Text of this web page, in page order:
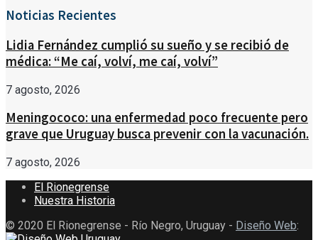
Noticias Recientes
Lidia Fernández cumplió su sueño y se recibió de
médica: “Me caí, volví, me caí, volví”
7 agosto, 2026
Meningococo: una enfermedad poco frecuente pero
grave que Uruguay busca prevenir con la vacunación.
7 agosto, 2026
El Rionegrense
Nuestra Historia
© 2020 El Rionegrense - Río Negro, Uruguay - Diseño Web: